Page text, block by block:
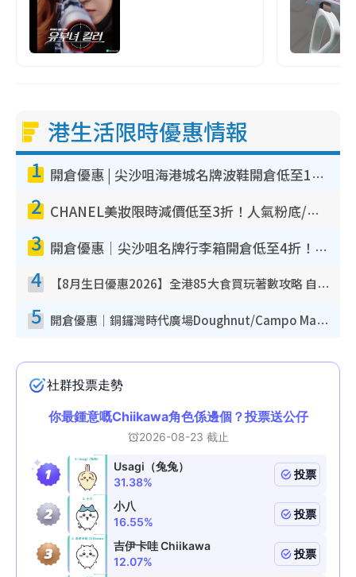
港生活限時優惠情報
1 開倉優惠 | 尖沙咀海港城名牌波鞋開倉低至1折！On鞋$899起／Joy&Peace鞋履$98起
2 CHANEL美妝限時減價低至3折！人氣粉底/唇膏/精華液低至$275！COCO香水都有平
3 開倉優惠｜尖沙咀名牌行李箱開倉低至4折！一連5日 American Tourister/ace./Hallmark $200起！
4 【8月生日優惠2026】全港85大食買玩著數攻略 自助餐/火鍋放題同行免費＋誠品/DONKI送現金券
5 開倉優惠｜銅鑼灣時代廣場Doughnut/Campo Marzio開倉低至1折！背囊、書包、手袋劈價$200起